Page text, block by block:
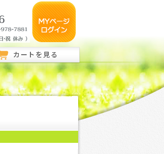
カートを見る